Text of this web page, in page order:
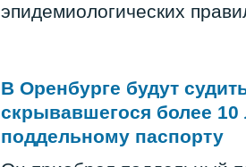
эпидемиологических
В Оренбурге будут
скрывавшегося более 10
поддельному паспорту